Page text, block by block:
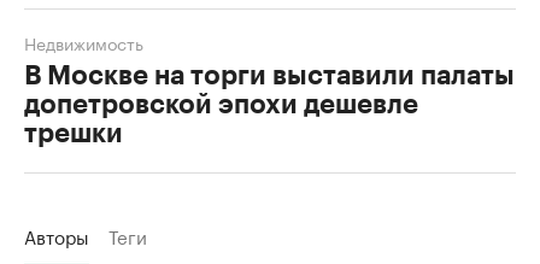
В Москве на торги выставили палаты
допетровской эпохи дешевле
трешки
Недвижимость
Авторы Теги